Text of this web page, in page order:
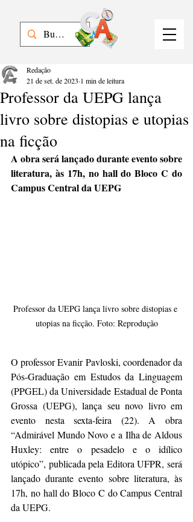
Professor da UEPG lança
livro sobre distopias e utopias
na ficção
Redação
21 de set. de 2023 1 min de leitura
A obra será lançado durante evento sobre
literatura, às 17h, no hall do Bloco C do
Campus Central da UEPG
Professor da UEPG lança livro sobre distopias e
utopias na ficção. Foto: Reprodução
O professor Evanir Pavloski, coordenador da
Pós-Graduação em Estudos da Linguagem
(PPGEL) da Universidade Estadual de Ponta
Grossa (UEPG), lança seu novo livro em
evento nesta sexta-feira (22). A obra
“Admirável Mundo Novo e a Ilha de Aldous
Huxley: entre o pesadelo e o idílico
utópico”, publicada pela Editora UFPR, será
lançado durante evento sobre literatura, às
17h, no hall do Bloco C do Campus Central
da UEPG.